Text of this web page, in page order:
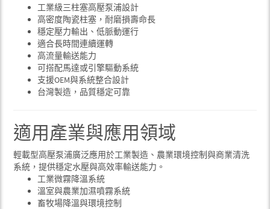
工業級三柱塞高壓泵浦設計
高密度陶瓷柱塞，耐磨損壽命長
穩定壓力輸出、低脈動運行
適合長時間連續運轉
高流量輸送能力
可搭配馬達或引擎驅動系統
支援OEM與系統整合設計
台灣製造，品質穩定可靠
適用產業與應用領域
輕載型高壓泵浦廣泛應用於工業製造、農業環境控制與商業清洗
系統，提供穩定水壓與高效率輸送能力。
工業微霧降溫系統
溫室與農業加濕噴霧系統
畜牧場降溫與環境控制